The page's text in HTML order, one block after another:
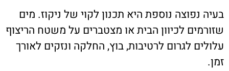
בעיה נפוצה נוספת היא תכנון לקוי של ניקוז. מים
שזורמים לכיוון הבית או מצטברים על משטח הריצוף
עלולים לגרום לרטיבות, בוץ, החלקה ונזקים לאורך
זמן.